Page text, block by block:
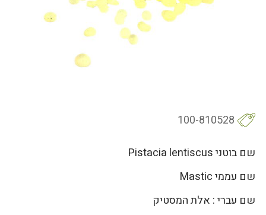
100-810528
שם בוטני Pistacia lentiscus
שם עממי Mastic
שם עברי : אלת המסטיק